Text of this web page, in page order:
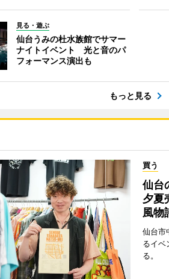
見る・遊ぶ
仙台うみの杜水族館でサマー
ナイトイベント 光と音のパ
フォーマンス演出も
もっと見る
買う
仙台
夕夏
風物
仙台市
るイベ
る。